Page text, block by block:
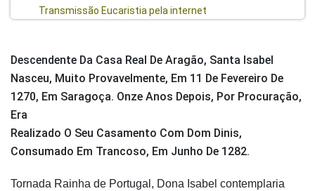
Transmissão Eucaristia pela internet
Descendente Da Casa Real De Aragão, Santa Isabel
Nasceu, Muito Provavelmente, Em 11 De Fevereiro De
1270, Em Saragoça. Onze Anos Depois, Por Procuração,
Era
Realizado O Seu Casamento Com Dom Dinis,
Consumado Em Trancoso, Em Junho De 1282.
Tornada Rainha de Portugal, Dona Isabel contemplaria